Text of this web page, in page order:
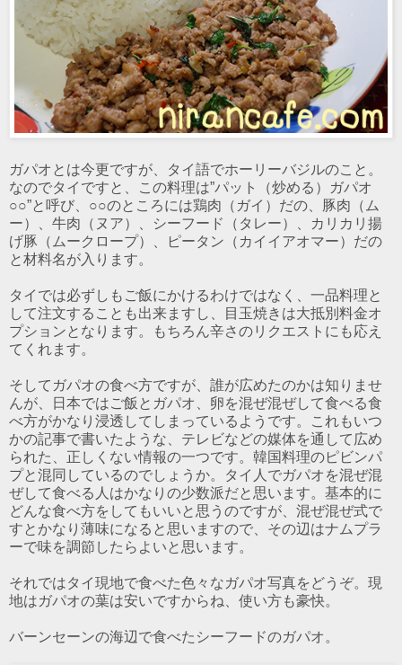
ガパオとは今更ですが、タイ語でホーリーバジルのこと。
なのでタイですと、この料理は”パット（炒める）ガパオ
○○”と呼び、○○のところには鶏肉（ガイ）だの、豚肉（ム
ー）、牛肉（ヌア）、シーフード（タレー）、カリカリ揚
げ豚（ムークロープ）、ピータン（カイイアオマー）だの
と材料名が入ります。
タイでは必ずしもご飯にかけるわけではなく、一品料理と
して注文することも出来ますし、目玉焼きは大抵別料金オ
プションとなります。もちろん辛さのリクエストにも応え
てくれます。
そしてガパオの食べ方ですが、誰が広めたのかは知りませ
んが、日本ではご飯とガパオ、卵を混ぜ混ぜして食べる食
べ方がかなり浸透してしまっているようです。これもいつ
かの記事で書いたような、テレビなどの媒体を通して広め
られた、正しくない情報の一つです。韓国料理のピビンパ
プと混同しているのでしょうか。タイ人でガパオを混ぜ混
ぜして食べる人はかなりの少数派だと思います。基本的に
どんな食べ方をしてもいいと思うのですが、混ぜ混ぜ式で
すとかなり薄味になると思いますので、その辺はナムプラ
ーで味を調節したらよいと思います。
それではタイ現地で食べた色々なガパオ写真をどうぞ。現
地はガパオの葉は安いですからね、使い方も豪快。
バーンセーンの海辺で食べたシーフードのガパオ。